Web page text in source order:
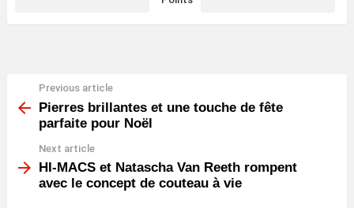
more
Previous article
Pierres brillantes et une touche de fête
parfaite pour Noël
Next article
HI-MACS et Natascha Van Reeth rompent
avec le concept de couteau à vie